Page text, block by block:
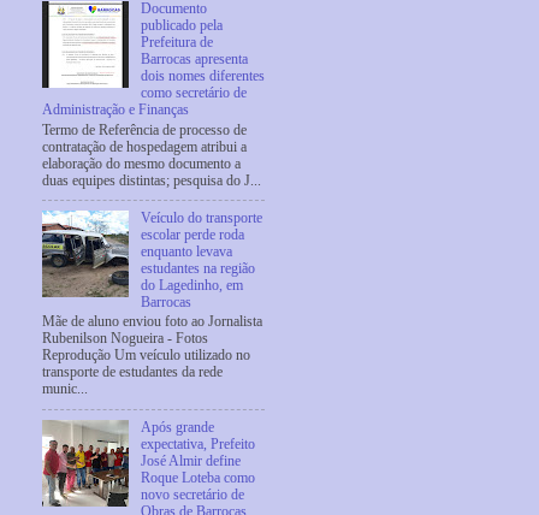
Documento
publicado pela
Prefeitura de
Barrocas apresenta
dois nomes diferentes
como secretário de
Administração e Finanças
Termo de Referência de processo de
contratação de hospedagem atribui a
elaboração do mesmo documento a
duas equipes distintas; pesquisa do J...
Veículo do transporte
escolar perde roda
enquanto levava
estudantes na região
do Lagedinho, em
Barrocas
Mãe de aluno enviou foto ao Jornalista
Rubenilson Nogueira - Fotos
Reprodução Um veículo utilizado no
transporte de estudantes da rede
munic...
Após grande
expectativa, Prefeito
José Almir define
Roque Loteba como
novo secretário de
Obras de Barrocas